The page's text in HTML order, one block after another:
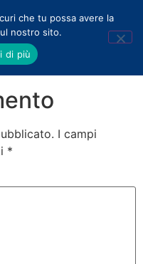
I campi
*
che tu possa avere la
nostro sito.
di più